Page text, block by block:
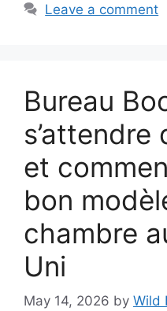
Leave a comment
Bureau
s’attendre
et
bon
chambre
Uni
May 14, 2026 by Wild